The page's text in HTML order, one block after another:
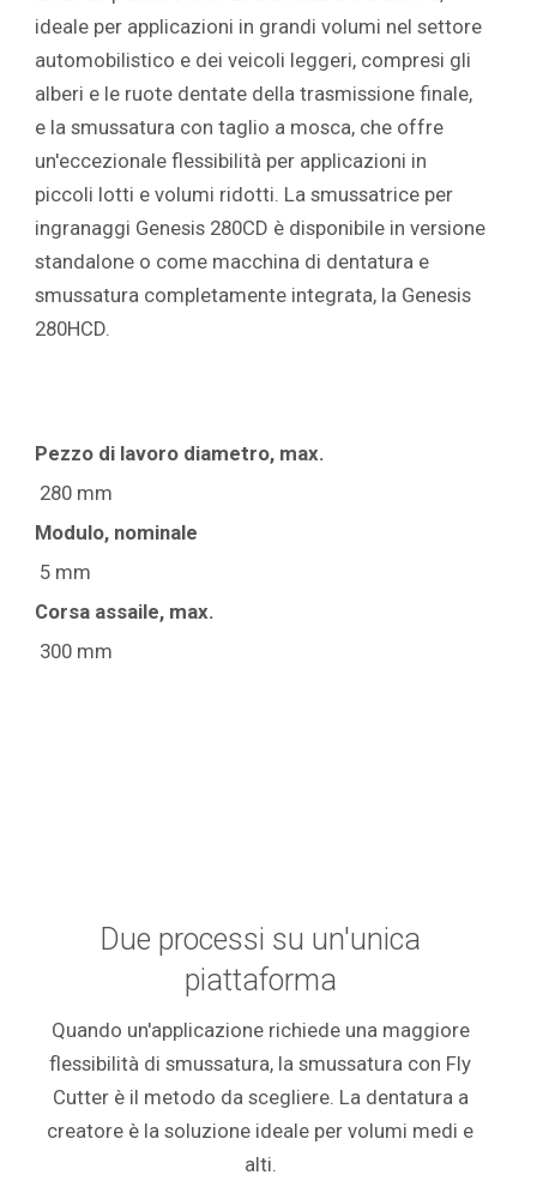
ideale per applicazioni in grandi volumi nel settore
automobilistico e dei veicoli leggeri, compresi gli
alberi e le ruote dentate della trasmissione finale,
e la smussatura con taglio a mosca, che offre
un'eccezionale flessibilità per applicazioni in
piccoli lotti e volumi ridotti. La smussatrice per
ingranaggi Genesis 280CD è disponibile in versione
standalone o come macchina di dentatura e
smussatura completamente integrata, la Genesis
280HCD.
Pezzo di lavoro diametro, max.
280 mm
Modulo, nominale
5 mm
Corsa assaile, max.
300 mm
Due processi su un'unica
piattaforma
Quando un'applicazione richiede una maggiore
flessibilità di smussatura, la smussatura con Fly
Cutter è il metodo da scegliere. La dentatura a
creatore è la soluzione ideale per volumi medi e
alti.